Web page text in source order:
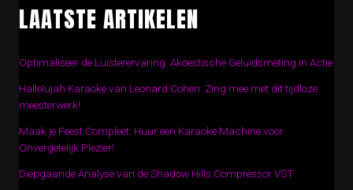
LAATSTE ARTIKELEN
Optimaliseer de Luisterervaring: Akoestische Geluidsmeting in Actie
Hallelujah Karaoke van Leonard Cohen: Zing mee met dit tijdloze
meesterwerk!
Maak je Feest Compleet: Huur een Karaoke Machine voor
Onvergetelijk Plezier!
Diepgaande Analyse van de Shadow Hills Compressor VST